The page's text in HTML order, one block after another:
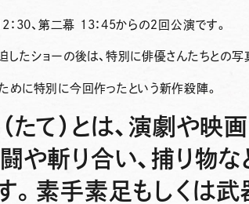
：30、第二幕 13：45からの２回公演です。
したショーの後は、特別に俳優さんたちとの写
めに特別に今回作ったという新作殺陣。
たて） とは、演劇や映
や斬り合い、捕り物
。素手素足もしくは武